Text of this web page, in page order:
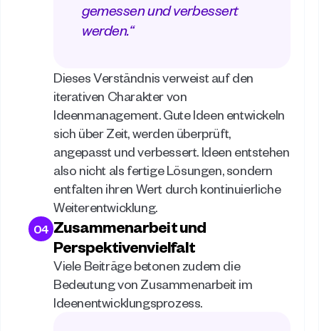
gemessen und verbessert
werden.“
Dieses Verständnis verweist auf den
iterativen Charakter von
Ideenmanagement. Gute Ideen entwickeln
sich über Zeit, werden überprüft,
angepasst und verbessert. Ideen entstehen
also nicht als fertige Lösungen, sondern
entfalten ihren Wert durch kontinuierliche
Weiterentwicklung.
04 Zusammenarbeit und
Perspektivenvielfalt
Viele Beiträge betonen zudem die
Bedeutung von Zusammenarbeit im
Ideenentwicklungsprozess.